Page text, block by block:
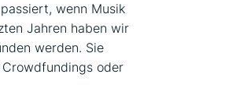
wenn Musik
Jahren haben wir
werden. Sie
oder